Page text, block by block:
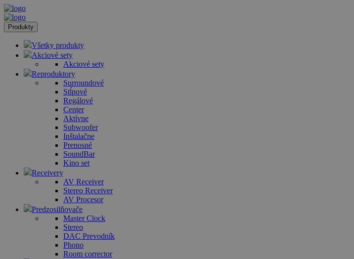
Produkty
Všetky produkty
Akciové sety
Akciové sety
Reproduktory
Surroundové
Stĺpové
Regálové
Center
Aktívne
Subwoofer
Inštalačne
Prenosné
SoundBar
Kino set
Receivery
AV Receiver
Stereo Receiver
AV Procesor
Predzosilňovače
Master Clock
Stereo
DAC Prevodník
Phono
Room corrector